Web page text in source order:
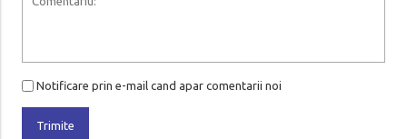
Notificare prin e-mail cand apar comentarii noi
Trimite